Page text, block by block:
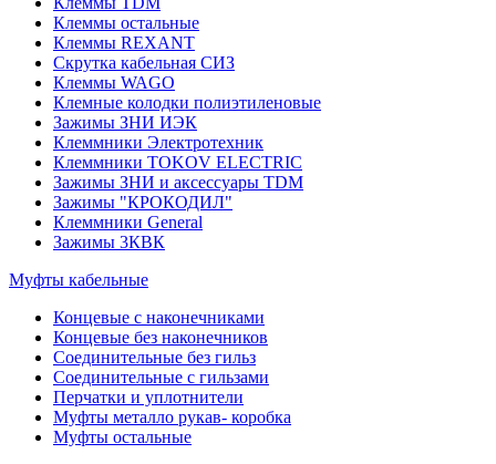
Клеммы остальные
Клеммы REXANT
Скрутка кабельная СИЗ
Клеммы WAGO
Клемные колодки полиэтиленовые
Зажимы ЗНИ ИЭК
Клеммники Электротехник
Клеммники TOKOV ELECTRIC
Зажимы ЗНИ и аксессуары TDM
Зажимы "КРОКОДИЛ"
Клеммники General
Зажимы 3КВК
Муфты кабельные
Концевые с наконечниками
Концевые без наконечников
Соединительные без гильз
Соединительные с гильзами
Перчатки и уплотнители
Муфты металло рукав- коробка
Муфты остальные